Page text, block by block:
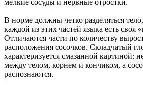
мелкие сосуды и нервные отростки.
В норме должны четко разделяться
каждой из этих частей языка есть своя
Отличаются части по количеству
расположения сосочков. Складчатый
характеризуется смазанной картиной:
между телом, корнем и кончиком, а
распознаются.